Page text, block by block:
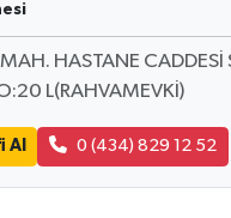
HASTANE CADDESİ
L(RAHVAMEVKİ)
Al 0 (434) 829 12 52